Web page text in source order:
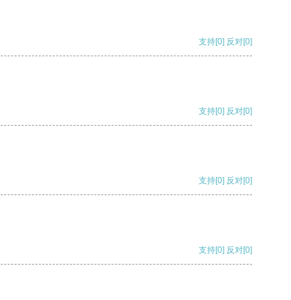
支持[0] 反对[0]
支持[0] 反对[0]
支持[0] 反对[0]
支持[0] 反对[0]